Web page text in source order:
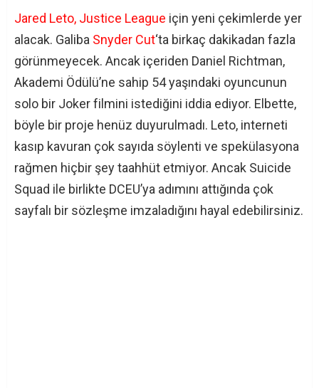
Jared Leto, Justice League için yeni çekimlerde yer
alacak. Galiba Snyder Cut‘ta birkaç dakikadan fazla
görünmeyecek. Ancak içeriden Daniel Richtman,
Akademi Ödülü’ne sahip 54 yaşındaki oyuncunun
solo bir Joker filmini istediğini iddia ediyor. Elbette,
böyle bir proje henüz duyurulmadı. Leto, interneti
kasıp kavuran çok sayıda söylenti ve spekülasyona
rağmen hiçbir şey taahhüt etmiyor. Ancak Suicide
Squad ile birlikte DCEU’ya adımını attığında çok
sayfalı bir sözleşme imzaladığını hayal edebilirsiniz.